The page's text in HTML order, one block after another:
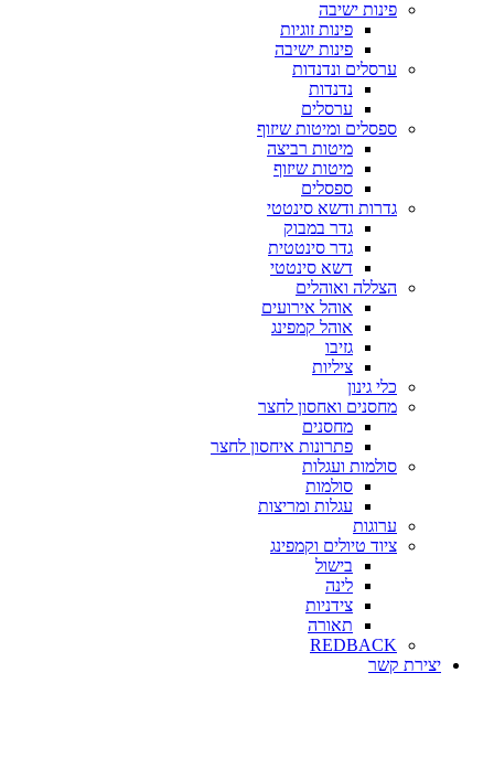
פינות ישיבה
פינות זוגיות
פינות ישיבה
ערסלים ונדנדות
נדנדות
ערסלים
ספסלים ומיטות שיזוף
מיטות רביצה
מיטות שיזוף
ספסלים
גדרות ודשא סינטטי
גדר במבוק
גדר סינטטית
דשא סינטטי
הצללה ואוהלים
אוהל אירועים
אוהל קמפינג
גזיבו
ציליות
כלי גינון
מחסנים ואחסון לחצר
מחסנים
פתרונות איחסון לחצר
סולמות ועגלות
סולמות
עגלות ומריצות
ערוגות
ציוד טיולים וקמפינג
בישול
לינה
צידניות
תאורה
REDBACK
יצירת קשר